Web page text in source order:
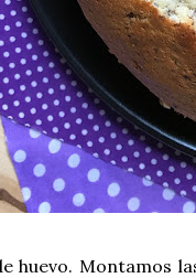
huevo. Montamos